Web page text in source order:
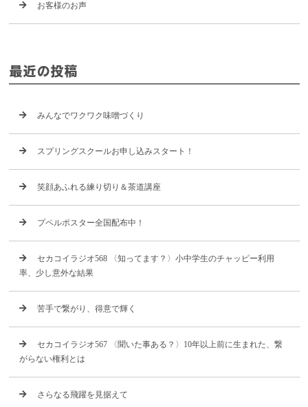
お客様のお声
最近の投稿
みんなでワクワク味噌づくり
スプリングスクールお申し込みスタート！
笑顔あふれる練り切り＆茶道講座
プペルポスター全国配布中！
セカコイラジオ568 〈知ってます？〉小中学生のチャッピー利用
率、少し意外な結果
苦手で繋がり、得意で輝く
セカコイラジオ567 〈聞いた事ある？〉10年以上前に生まれた、繋
がらない権利とは
さらなる飛躍を見据えて